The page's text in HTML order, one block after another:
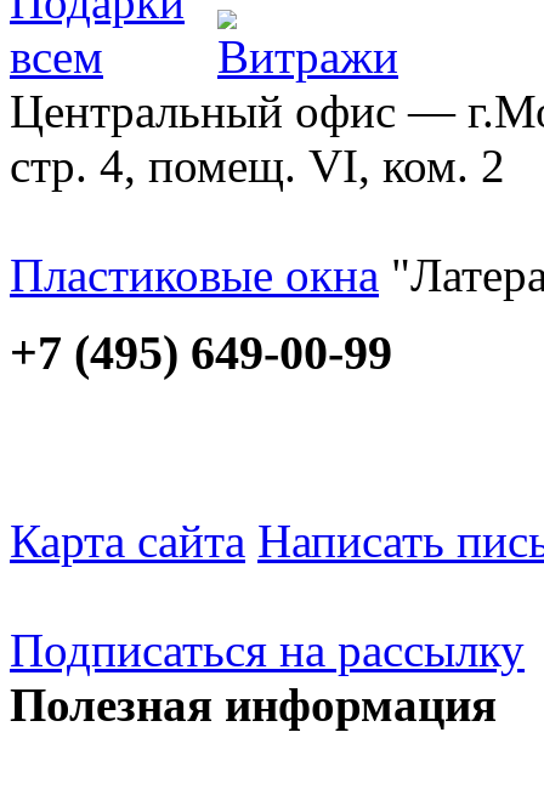
Центральный офис —
стр. 4, помещ. VI, ком. 2
Пластиковые окна
+7 (495) 649-00-99
Карта сайта Написать
Подписаться на рассылку
Полезная информация